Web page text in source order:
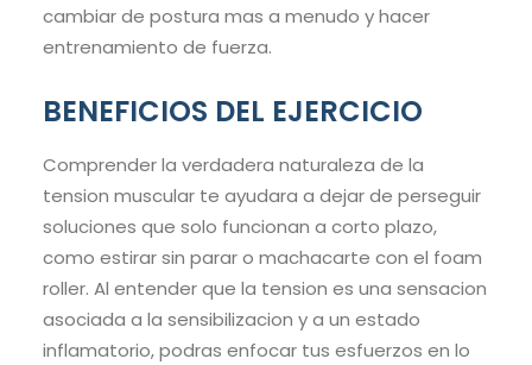
cambiar de postura mas a menudo y hacer
entrenamiento de fuerza.
BENEFICIOS DEL EJERCICIO
Comprender la verdadera naturaleza de la
tension muscular te ayudara a dejar de perseguir
soluciones que solo funcionan a corto plazo,
como estirar sin parar o machacarte con el foam
roller. Al entender que la tension es una sensacion
asociada a la sensibilizacion y a un estado
inflamatorio, podras enfocar tus esfuerzos en lo